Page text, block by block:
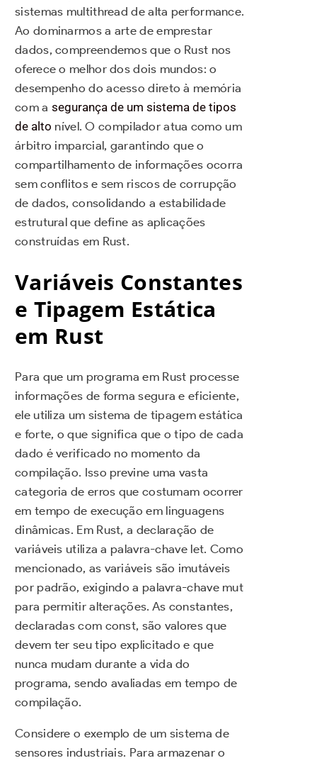
sistemas multithread de alta performance.
Ao dominarmos a arte de emprestar
dados, compreendemos que o Rust nos
oferece o melhor dos dois mundos: o
desempenho do acesso direto à memória
com a segurança de um sistema de tipos
de alto nível. O compilador atua como um
árbitro imparcial, garantindo que o
compartilhamento de informações ocorra
sem conflitos e sem riscos de corrupção
de dados, consolidando a estabilidade
estrutural que define as aplicações
construídas em Rust.
Variáveis Constantes
e Tipagem Estática
em Rust
Para que um programa em Rust processe
informações de forma segura e eficiente,
ele utiliza um sistema de tipagem estática
e forte, o que significa que o tipo de cada
dado é verificado no momento da
compilação. Isso previne uma vasta
categoria de erros que costumam ocorrer
em tempo de execução em linguagens
dinâmicas. Em Rust, a declaração de
variáveis utiliza a palavra-chave let. Como
mencionado, as variáveis são imutáveis
por padrão, exigindo a palavra-chave mut
para permitir alterações. As constantes,
declaradas com const, são valores que
devem ter seu tipo explicitado e que
nunca mudam durante a vida do
programa, sendo avaliadas em tempo de
compilação.
Considere o exemplo de um sistema de
sensores industriais. Para armazenar o